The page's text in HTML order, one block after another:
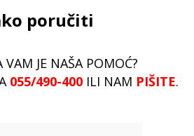
poručiti
VAM JE NAŠA POMOĆ?
055/490-400 ILI NAM PIŠITE.